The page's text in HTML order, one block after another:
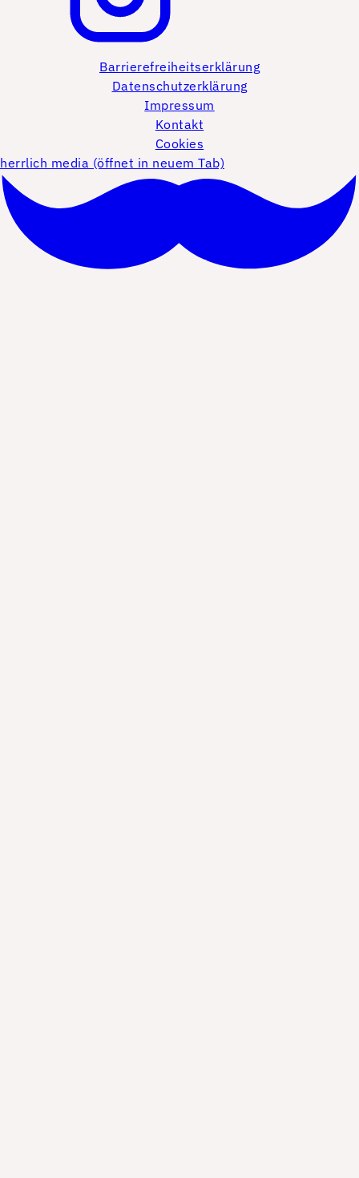
Barrierefreiheitserklärung
Datenschutzerklärung
Impressum
Kontakt
Cookies
herrlich media (öffnet in neuem Tab)